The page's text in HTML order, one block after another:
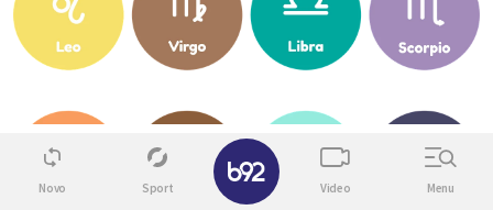
06. 08. 2026 05:00
🔮 ДНЕВНИ ХОРОСКОП ЗА 6. АВГУСТ: Једном знаку
Novo Sport Video Menu
✕